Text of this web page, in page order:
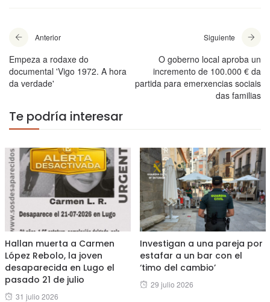
Anterior
Empeza a rodaxe do
documental 'Vigo 1972. A hora
da verdade'
Siguiente
O goberno local aproba un
incremento de 100.000 € da
partida para emerxencias sociais
das familias
Te podría interesar
Hallan muerta a Carmen
López Rebolo, la joven
desaparecida en Lugo el
pasado 21 de julio
Posted
31 julio 2026
Investigan a una pareja por
estafar a un bar con el
‘timo del cambio’
Posted
29 julio 2026